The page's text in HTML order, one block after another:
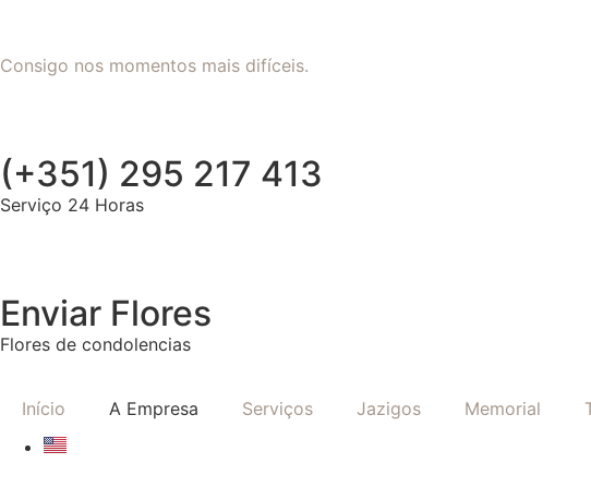
Consigo nos momentos mais difíceis.
(+351) 295 217 413
Serviço 24 Horas
Enviar Flores
Flores de condolencias
Início A Empresa Serviços Jazigos Memorial